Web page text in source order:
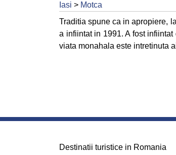
Iasi > Motca
Traditia spune ca in apropiere,
a infiintat in 1991. A fost
viata monahala este intretinuta
Destinatii turistice in Romania